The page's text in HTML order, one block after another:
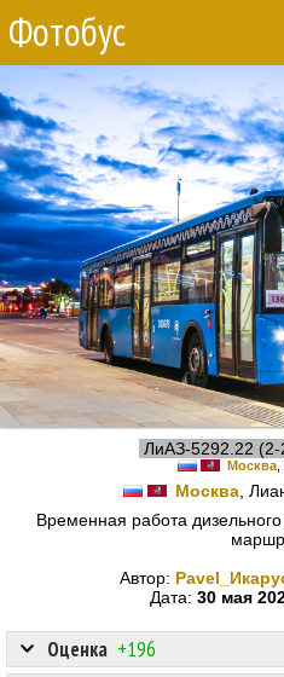
Фотобус
ЛиАЗ-5292.22
Москва,
Москва,
Временная работа
Автор:
Дата: 30 мая
Оценка +196